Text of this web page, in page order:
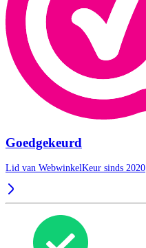
Goedgekeurd
Lid van WebwinkelKeur sinds 2020